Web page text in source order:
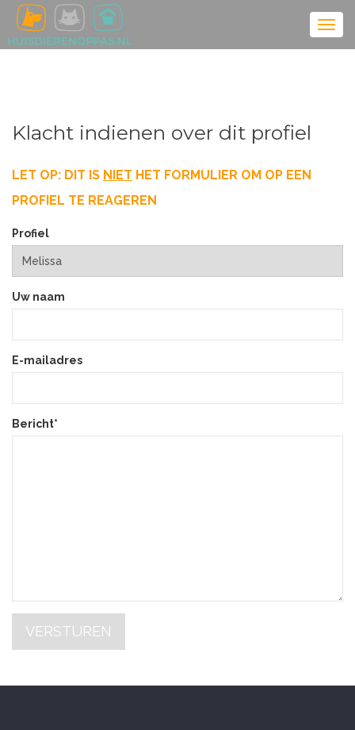
Klacht indienen over dit profiel
LET OP: DIT IS NIET HET FORMULIER OM OP EEN
PROFIEL TE REAGEREN
Profiel
Uw naam
E-mailadres
Bericht*
VERSTUREN